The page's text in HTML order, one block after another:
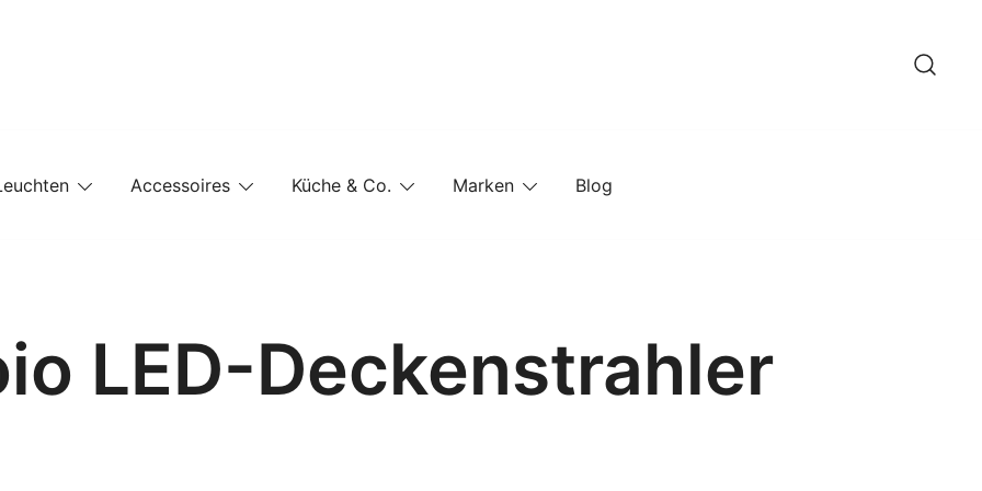
Accessoires Küche & Co. Marken Blog
LED-Deckenstrahler